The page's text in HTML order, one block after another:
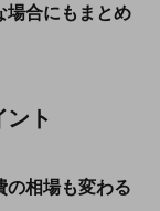
場合にもまとめ
ト
の相場も変わる